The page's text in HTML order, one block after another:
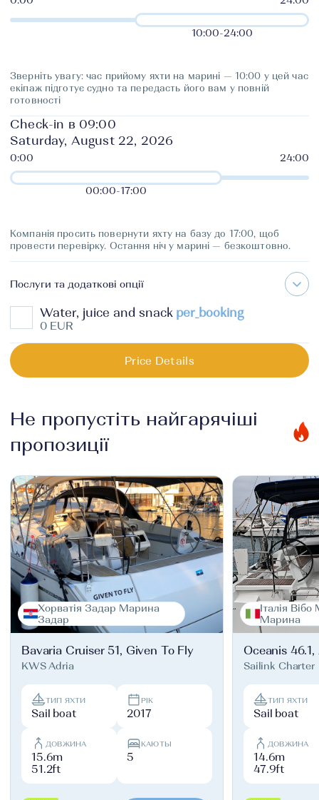
10:00-24:00
Зверніть увагу: час прийому яхти на марині — 10:00 у цей час
екіпаж підготує судно та передасть його вам у повній
готовності
Check-in в 09:00
Saturday, August 22, 2026
00:00-17:00
Компанія просить повернути яхту на базу до 17:00, щоб
провести перевірку. Остання ніч у марині — безкоштовно.
Послуги та додаткові опції
Water, juice and snack per_booking
0 EUR
Price Details
Не пропустіть найгарячіші
пропозиції
Хорватія Задар Марина
Задар
Bavaria Cruiser 51, Given To Fly
KWS Adria
ТИП ЯХТИ
Sail boat
РІК
2017
ДОВЖИНА
15.6m
51.2ft
КАЮТЫ
5
Італія
Марина
Oceanis 46.1,
Sailink Charter
ТИП ЯХТИ
Sail boat
ДОВЖИНА
14.6m
47.9ft